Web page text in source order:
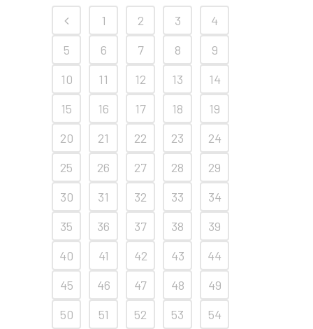
1 2 3
4
5
6 7 8
9
10
11 12 13
14
15
16 17 18
19
20
21 22 23
24
25
26 27 28
29
30
31 32 33
34
35
36 37 38
39
40
41 42 43
44
45
46 47 48
49
50
51 52 53
54